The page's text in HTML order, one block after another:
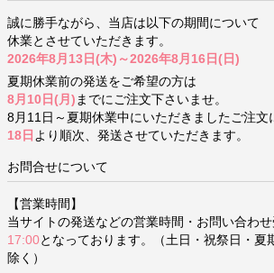
誠に勝手ながら、当店は以下の期間について
休業とさせていただきます。
2026年8月13日(木)～2026年8月16日(日)
夏期休業前の発送をご希望の方は
8月10日(月) までにご注文下さいませ。
8月11日～夏期休業中にいただきましたご注文
18日 より順次、発送させていただきます。
お問合せについて
【営業時間】
当サイトの発送などの営業時間・お問い合わ
17:00となっております。（土日・祝祭日・夏
除く）